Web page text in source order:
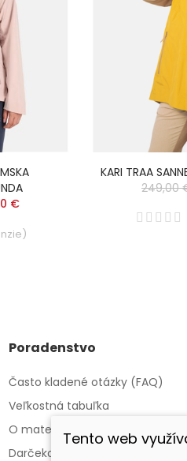
€
)
KARI TRAA
249,00
Poradenstvo
Často kladené otázky (FAQ)
Veľkostná tabuľka
O materiáloch
Darčekové poukazy
Tento web